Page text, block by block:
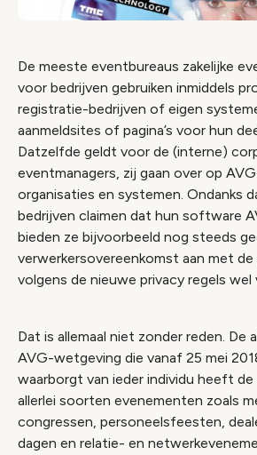
De meeste eventbureaus zakelijke
voor bedrijven gebruiken inmiddels
registratie-bedrijven of eigen
aanmeldsites of pagina’s voor hun
Datzelfde geldt voor de (interne)
eventmanagers, zij gaan over op
organisaties en systemen. Ondanks
bedrijven claimen dat hun software
bieden ze bijvoorbeeld nog steeds
verwerkersovereenkomst aan met de
volgens de nieuwe privacy regels wel
Dat is allemaal niet zonder reden. De
AVG-wetgeving die vanaf 25 mei
waarborgt van ieder individu heeft
allerlei soorten evenementen zoals
congressen, personeelsfeesten,
dagen en relatie- en